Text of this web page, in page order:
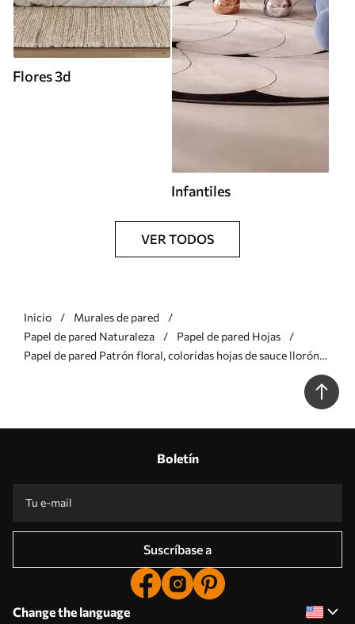
Flores 3d
Infantiles
VER TODOS
Inicio
Murales de pared
Papel de pared Naturaleza
Papel de pared Hojas
Papel de pared Patrón floral, coloridas hojas de sauce llorón
Boletín
Suscríbase a
Change the language